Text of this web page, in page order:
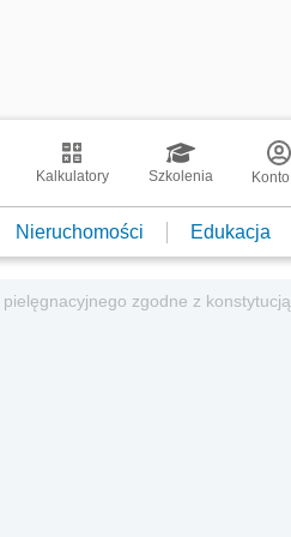
Kalkulatory Szkolenia Konto
Nieruchomości Edukacja
zgodne z konstytucją